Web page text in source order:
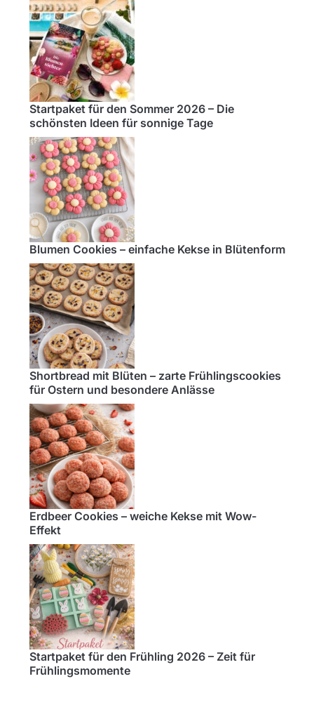
Startpaket für den Sommer 2026 – Die
schönsten Ideen für sonnige Tage
Blumen Cookies – einfache Kekse in Blütenform
Shortbread mit Blüten – zarte Frühlingscookies
für Ostern und besondere Anlässe
Erdbeer Cookies – weiche Kekse mit Wow-
Effekt
Startpaket für den Frühling 2026 – Zeit für
Frühlingsmomente